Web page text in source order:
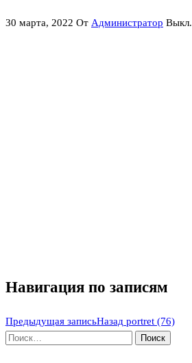
30 марта, 2022 От Администратор Выкл.
Навигация по записям
Предыдущая записьНазад portret (76)